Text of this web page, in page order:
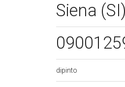
Siena
dipinto